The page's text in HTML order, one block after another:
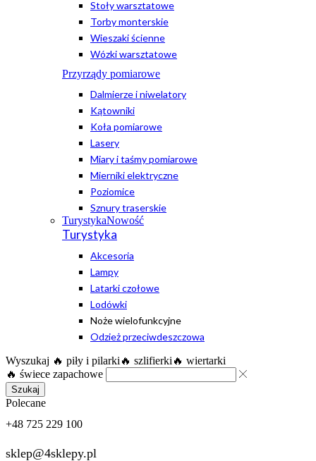
Stoły warsztatowe
Torby monterskie
Wieszaki ścienne
Wózki warsztatowe
Przyrządy pomiarowe
Dalmierze i niwelatory
Kątowniki
Koła pomiarowe
Lasery
Miary i taśmy pomiarowe
Mierniki elektryczne
Poziomice
Sznury traserskie
TurystykaNowość
Turystyka
Akcesoria
Lampy
Latarki czołowe
Lodówki
Noże wielofunkcyjne
Odzież przeciwdeszczowa
Wyszukaj 🔥 piły i pilarki 🔥 szlifierki 🔥 wiertarki
🔥 świece zapachowe
Szukaj
Polecane
+48 725 229 100
sklep@4sklepy.pl